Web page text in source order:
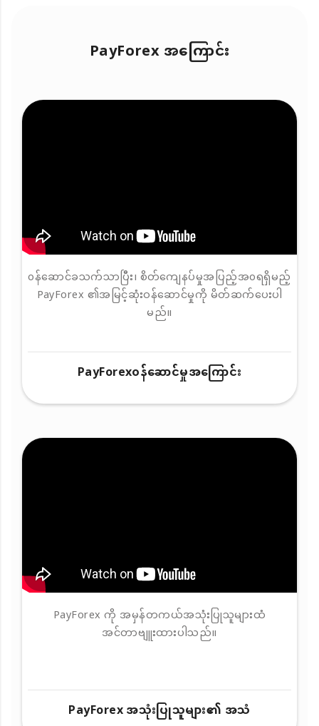
PayForex အကြောင်း
၀န်ဆောင်ခသက်သာပြီး၊ စိတ်ကျေနပ်မှုအပြည့်အ၀ရရှိမည့်
PayForex ၏အမြင့်ဆုံးဝန်ဆောင်မှုကို မိတ်ဆက်ပေးပါ
မည်။
PayForex၀န်ဆောင်မှုအကြောင်း
PayForex ကို အမှန်တကယ်အသုံးပြုသူများထံ
အင်တာဗျူးထားပါသည်။
PayForex အသုံးပြုသူများ၏ အသံ